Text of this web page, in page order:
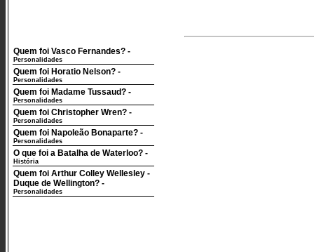
Quem foi Vasco Fernandes? -
Personalidades
Quem foi Horatio Nelson? -
Personalidades
Quem foi Madame Tussaud? -
Personalidades
Quem foi Christopher Wren? -
Personalidades
Quem foi Napoleão Bonaparte? -
Personalidades
O que foi a Batalha de Waterloo? -
História
Quem foi Arthur Colley Wellesley -
Duque de Wellington? -
Personalidades